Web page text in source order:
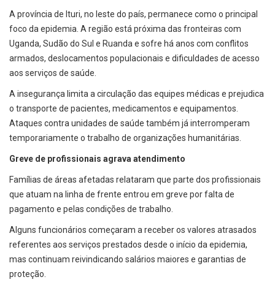
A província de Ituri, no leste do país, permanece como o principal
foco da epidemia. A região está próxima das fronteiras com
Uganda, Sudão do Sul e Ruanda e sofre há anos com conflitos
armados, deslocamentos populacionais e dificuldades de acesso
aos serviços de saúde.
A insegurança limita a circulação das equipes médicas e prejudica
o transporte de pacientes, medicamentos e equipamentos.
Ataques contra unidades de saúde também já interromperam
temporariamente o trabalho de organizações humanitárias.
Greve de profissionais agrava atendimento
Famílias de áreas afetadas relataram que parte dos profissionais
que atuam na linha de frente entrou em greve por falta de
pagamento e pelas condições de trabalho.
Alguns funcionários começaram a receber os valores atrasados
referentes aos serviços prestados desde o início da epidemia,
mas continuam reivindicando salários maiores e garantias de
proteção.